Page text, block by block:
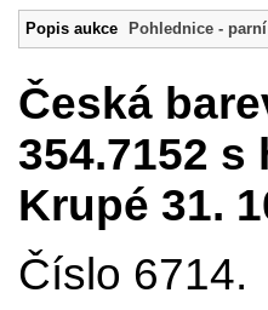
Popis aukce Pohlednice -
Česká
354.7152
Krupé 31.
Číslo 6714.